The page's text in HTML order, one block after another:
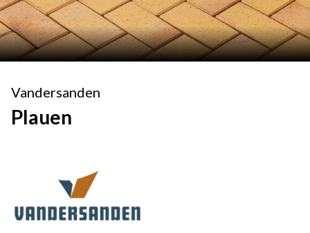
Vandersanden
Plauen